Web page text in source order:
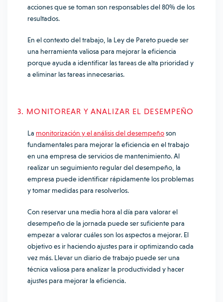
acciones que se toman son responsables del 80% de los
resultados.
En el contexto del trabajo, la Ley de Pareto puede ser
una herramienta valiosa para mejorar la eficiencia
porque ayuda a identificar las tareas de alta prioridad y
a eliminar las tareas innecesarias.
3. MONITOREAR Y ANALIZAR EL DESEMPEÑO
La monitorización y el análisis del desempeñoson
fundamentales para mejorar la eficiencia en el trabajo
en una empresa de servicios de mantenimiento. Al
realizar un seguimiento regular del desempeño, la
empresa puede identificar rápidamente los problemas
y tomar medidas para resolverlos.
Con reservar una media hora al día para valorar el
desempeño de la jornada puede ser suficiente para
empezar a valorar cuáles son los aspectos a mejorar. El
objetivo es ir haciendo ajustes para ir optimizando cada
vez más. Llevar un diario de trabajo puede ser una
técnica valiosa para analizar la productividad y hacer
ajustes para mejorar la eficiencia.